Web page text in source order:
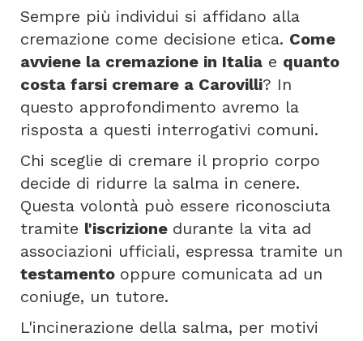
Sempre più individui si affidano alla
cremazione come decisione etica. Come
avviene la cremazione in Italia e quanto
costa farsi cremare a Carovilli? In
questo approfondimento avremo la
risposta a questi interrogativi comuni.
Chi sceglie di cremare il proprio corpo
decide di ridurre la salma in cenere.
Questa volontà può essere riconosciuta
tramite l'iscrizione durante la vita ad
associazioni ufficiali, espressa tramite un
testamento oppure comunicata ad un
coniuge, un tutore.
L'incinerazione della salma, per motivi